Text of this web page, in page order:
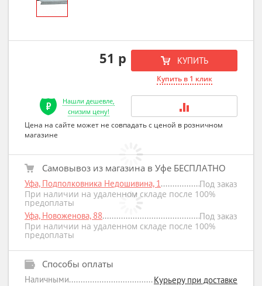
51 р КУПИТЬ
Купить в 1 клик
Нашли дешевле,
снизим цену!
Цена на сайте может не совпадать с ценой в розничном
магазине
Самовывоз из магазина в Уфе БЕСПЛАТНО
Уфа, Подполковника Недошивина, 1
Под заказ
При наличии на удаленном складе после 100%
предоплаты
Уфа, Новоженова, 88
Под заказ
При наличии на удаленном складе после 100%
предоплаты
Способы оплаты
Наличными
Курьеру при доставке